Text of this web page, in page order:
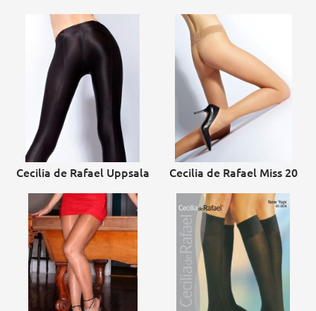
Cecilia de Rafael Uppsala Cecilia de Rafael Miss 20